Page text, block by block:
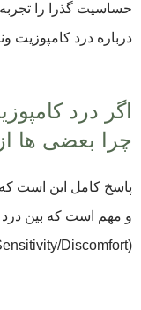
حساسیت گذرا را
درباره درد کامپوزیت
اگر درد
چرا بعضی ها
پاسخ کامل این است
(Sensitivity/Discomfort) تفاوت قائل شویم.